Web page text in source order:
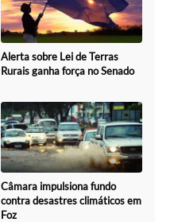
Alerta sobre Lei de Terras
Rurais ganha força no Senado
Câmara impulsiona fundo
contra desastres climáticos em
Foz